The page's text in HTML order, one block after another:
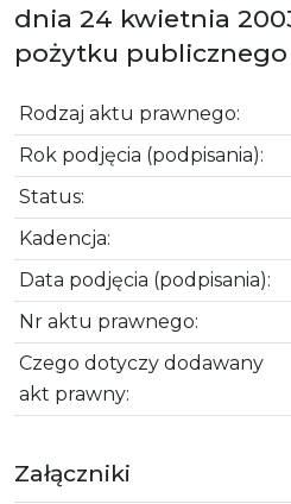
dnia 24 kwietnia
pożytku
Rodzaj aktu prawnego:
Rok podjęcia (podpisania):
Status:
Kadencja:
Data podjęcia (podpisania):
Nr aktu prawnego:
Czego dotyczy dodawany
akt prawny:
Załączniki